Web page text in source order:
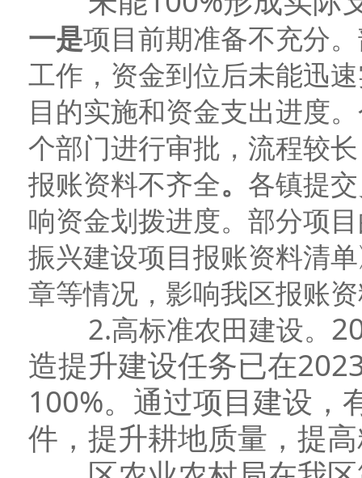
一是项目前期准备不充分
工作，资金到位后未能迅
目的实施和资金支出进度
个部门进行审批 ， 流程较长
报账资料不齐全。 各镇提
响资金划拨进度。部分项
振兴建设项目报账资料清
章等情况，影响我区报账
2.高标准农田建设。
造提升建设任务已在
100%。通过项目建设，
件，提升耕地质量，提